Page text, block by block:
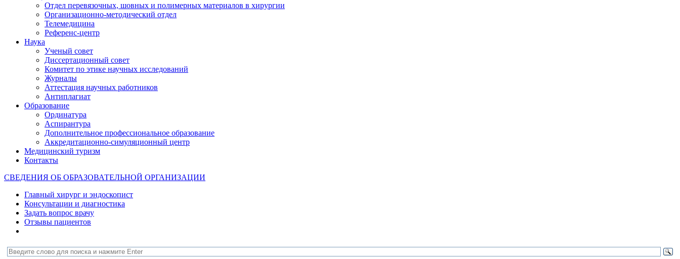
Отдел перевязочных, шовных и полимерных материалов в хирургии
Организационно-методический отдел
Телемедицина
Референс-центр
Наука
Ученый совет
Диссертационный совет
Комитет по этике научных исследований
Журналы
Аттестация научных работников
Антиплагиат
Образование
Ординатура
Аспирантура
Дополнительное профессиональное образование
Аккредитационно-симуляционный центр
Медицинский туризм
Контакты
СВЕДЕНИЯ ОБ ОБРАЗОВАТЕЛЬНОЙ ОРГАНИЗАЦИИ
Главный хирург и эндоскопист
Консультации и диагностика
Задать вопрос врачу
Отзывы пациентов